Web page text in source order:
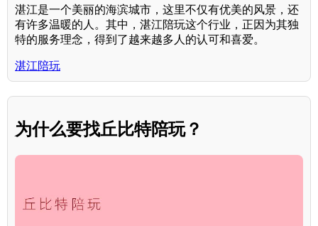
湛江是一个美丽的海滨城市，这里不仅有优美的风景，还
有许多温暖的人。其中，湛江陪玩这个行业，正因为其独
特的服务理念，得到了越来越多人的认可和喜爱。
湛江陪玩
为什么要找丘比特陪玩？